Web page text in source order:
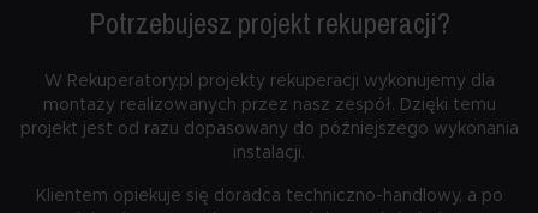
Potrzebujesz projekt rekuperacji?
W Rekuperatory.pl projekty rekuperacji wykonujemy dla
montaży realizowanych przez nasz zespół. Dzięki temu
projekt jest od razu dopasowany do późniejszego wykonania
instalacji.
Klientem opiekuje się doradca techniczno-handlowy, a po